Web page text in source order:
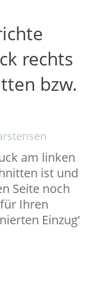
rechts
bzw.
am linken
ist und
Seite noch
Ihren
Einzug‘